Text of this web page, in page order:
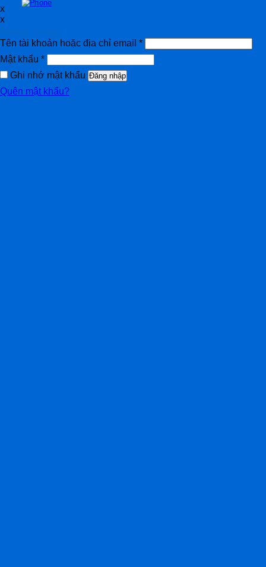
x
x
Tên tài khoản hoặc địa chỉ email *
Mật khẩu *
Ghi nhớ mật khẩu Đăng nhập
Quên mật khẩu?